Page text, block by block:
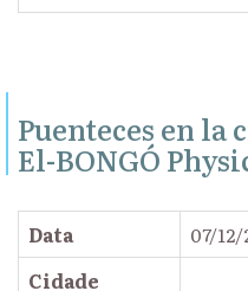
Puenteces en la
El-BONGÓ
Data
07/12/
Cidade